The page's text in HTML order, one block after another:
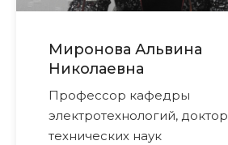
Миронова Альвина
Николаевна
Профессор кафедры
электротехнологий, доктор
технических наук